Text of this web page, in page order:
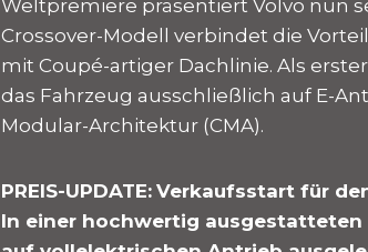
Weltpremiere präsentiert Volvo nun
Crossover-Modell verbindet die
mit Coupé-artiger Dachlinie. Als
das Fahrzeug ausschließlich auf E-
Modular-Architektur (CMA).
PREIS-UPDATE: Verkaufsstart für
In einer hochwertig